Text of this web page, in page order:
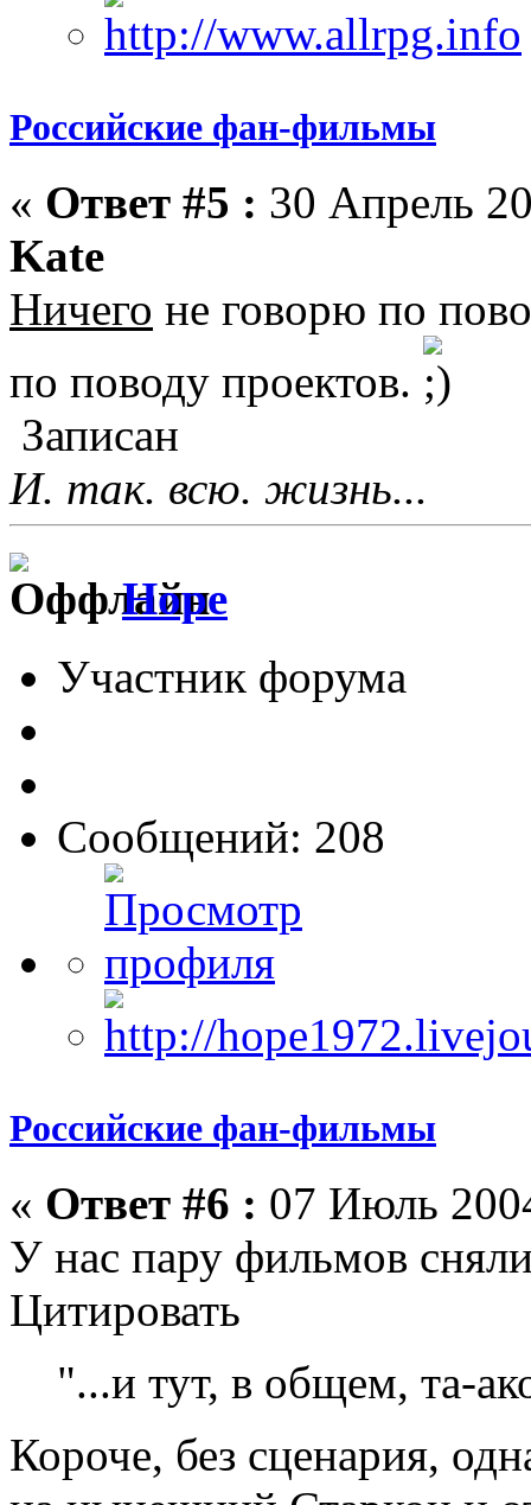
Российские фан-фильмы
« Ответ #5 : 30 Апрель
Kate
Ничего не говорю по
по поводу проектов.
Записан
И. так. всю. жизнь...
Hope
Участник форума
Сообщений: 208
Российские фан-фильмы
« Ответ #6 : 07 Июль
У нас пару фильмов
Цитировать
"...и тут, в общем, та-
Короче, без сценария,